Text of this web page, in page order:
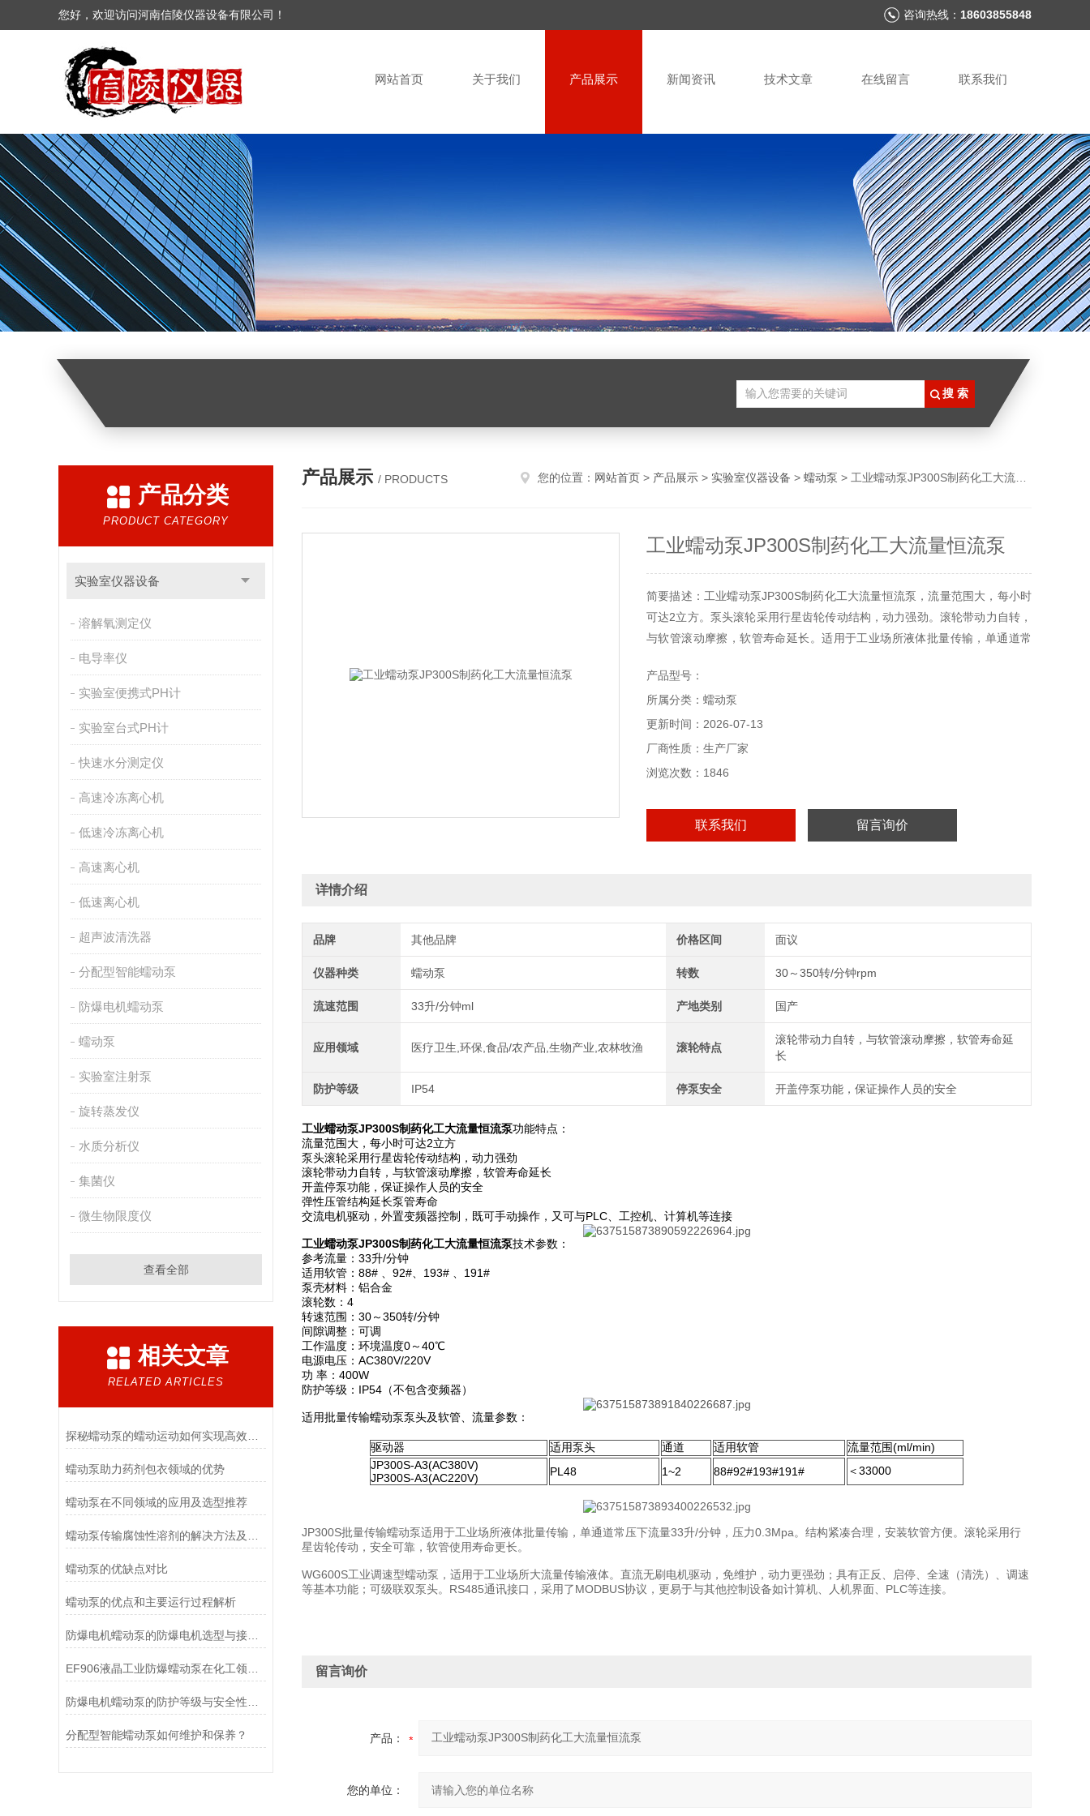
您好，欢迎访问河南信陵仪器设备有限公司！ 咨询热线： 18603855848
网站首页 关于我们 产品展示 新闻资讯 技术文章 在线留言 联系我们
产品分类
PRODUCT CATEGORY
实验室仪器设备
溶解氧测定仪
电导率仪
实验室便携式PH计
实验室台式PH计
快速水分测定仪
高速冷冻离心机
低速冷冻离心机
高速离心机
低速离心机
超声波清洗器
分配型智能蠕动泵
防爆电机蠕动泵
蠕动泵
实验室注射泵
旋转蒸发仪
水质分析仪
集菌仪
微生物限度仪
查看全部
相关文章
RELATED ARTICLES
蠕动泵助力药剂包衣领域的优势
蠕动泵在不同领域的应用及选型推荐
蠕动泵的优缺点对比
蠕动泵的优点和主要运行过程解析
防爆电机蠕动泵的防爆电机选型与接线要求
分配型智能蠕动泵如何维护和保养？
产品展示 / PRODUCTS 您的位置： 网站首页 > 产品展示 > 实验室仪器设备 > 蠕动泵 > 工业蠕动泵JP300S制药化工大流量恒流泵
工业蠕动泵JP300S制药化工大流量恒流泵
简要描述：工业蠕动泵JP300S制药化工大流量恒流泵，流量范围大，每小时
可达2立方。泵头滚轮采用行星齿轮传动结构，动力强劲。滚轮带动力自转，
与软管滚动摩擦，软管寿命延长。适用于工业场所液体批量传输，单通道常
产品型号：
所属分类：蠕动泵
更新时间：2026-07-13
厂商性质：生产厂家
浏览次数：1846
联系我们 留言询价
详情介绍
品牌 其他品牌 价格区间 面议
仪器种类 蠕动泵 转数 30～350转/分钟rpm
流速范围 33升/分钟ml 产地类别 国产
应用领域 医疗卫生,环保,食品/农产品,生物产业,农林牧渔 滚轮特点
滚轮带动力自转，与软管滚动摩擦，软管寿命延
长
防护等级 IP54 停泵安全 开盖停泵功能，保证操作人员的安全
工业蠕动泵JP300S制药化工大流量恒流泵功能特点：
流量范围大，每小时可达2立方
泵头滚轮采用行星齿轮传动结构，动力强劲
滚轮带动力自转，与软管滚动摩擦，软管寿命延长
开盖停泵功能，保证操作人员的安全
弹性压管结构延长泵管寿命
交流电机驱动，外置变频器控制，既可手动操作，又可与PLC、工控机、计算机等连接
工业蠕动泵JP300S制药化工大流量恒流泵技术参数：
参考流量：33升/分钟
适用软管：88# 、92#、193# 、191#
泵壳材料：铝合金
滚轮数：4
转速范围：30～350转/分钟
间隙调整：可调
工作温度：环境温度0～40℃
电源电压：AC380V/220V
功 率：400W
防护等级：IP54（不包含变频器）
适用批量传输蠕动泵泵头及软管、流量参数：
驱动器 适用泵头 通道 适用软管
流量范围(ml/min)
JP300S-A3(AC380V)
JP300S-A3(AC220V)
PL48 1~2 88#92#193#191# ＜33000
JP300S批量传输蠕动泵适用于工业场所液体批量传输，单通道常压下流量33升/分钟，压力0.3Mpa。结构紧凑合理，安装软管方便。滚轮采用行
星齿轮传动，安全可靠，软管使用寿命更长。
WG600S工业调速型蠕动泵，适用于工业场所大流量传输液体。直流无刷电机驱动，免维护，动力更强劲；具有正反、启停、全速（清洗）、调速
等基本功能；可级联双泵头。RS485通讯接口，采用了MODBUS协议，更易于与其他控制设备如计算机、人机界面、PLC等连接。
留言询价
产品：
您的单位：